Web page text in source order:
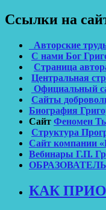
Ссылки на
Авторские
С нами Бог
Страница
Центральная
Официальный
Сайты
Биография
Сайт Феномен
Cтруктура
Сайт компании
Вебинары Г.П.
КАК